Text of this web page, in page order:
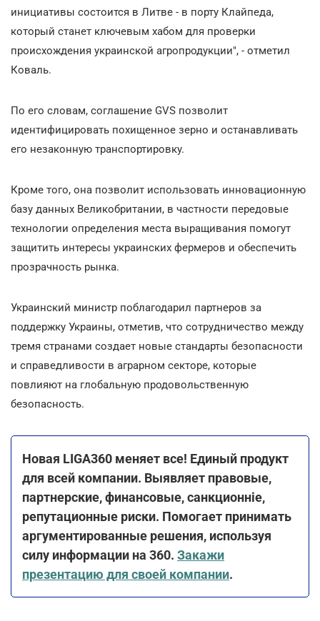
инициативы состоится в Литве - в порту Клайпеда,
который станет ключевым хабом для проверки
происхождения украинской агропродукции", - отметил
Коваль.
По его словам, соглашение GVS позволит
идентифицировать похищенное зерно и останавливать
его незаконную транспортировку.
Кроме того, она позволит использовать инновационную
базу данных Великобритании, в частности передовые
технологии определения места выращивания помогут
защитить интересы украинских фермеров и обеспечить
прозрачность рынка.
Украинский министр поблагодарил партнеров за
поддержку Украины, отметив, что сотрудничество между
тремя странами создает новые стандарты безопасности
и справедливости в аграрном секторе, которые
повлияют на глобальную продовольственную
безопасность.
Новая LIGA360 меняет все! Единый продукт
для всей компании. Выявляет правовые,
партнерские, финансовые, санкционніе,
репутационные риски. Помогает принимать
аргументированные решения, используя
силу информации на 360. Закажи
презентацию для своей компании.